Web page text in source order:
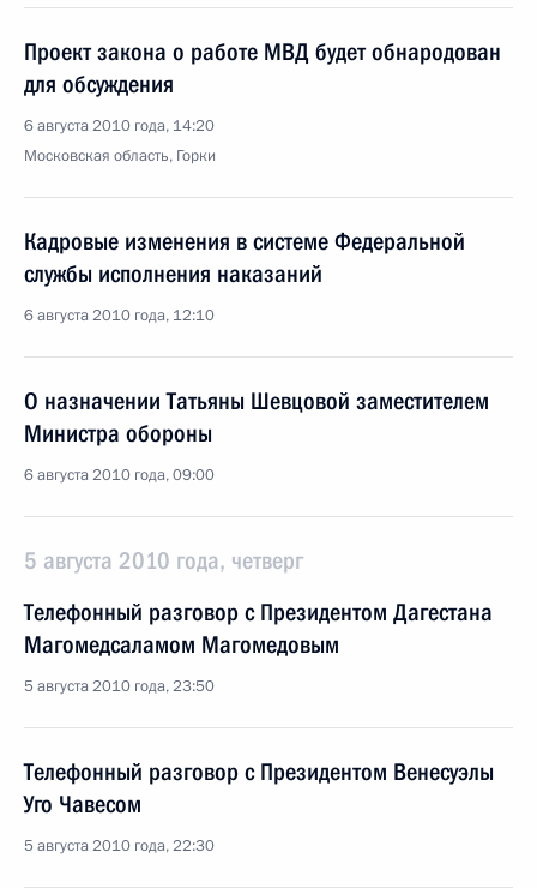
Проект закона о работе МВД будет обнародован
для обсуждения
6 августа 2010 года, 14:20
Московская область, Горки
Кадровые изменения в системе Федеральной
службы исполнения наказаний
6 августа 2010 года, 12:10
О назначении Татьяны Шевцовой заместителем
Министра обороны
6 августа 2010 года, 09:00
5 августа 2010 года, четверг
Телефонный разговор с Президентом Дагестана
Магомедсаламом Магомедовым
5 августа 2010 года, 23:50
Телефонный разговор с Президентом Венесуэлы
Уго Чавесом
5 августа 2010 года, 22:30